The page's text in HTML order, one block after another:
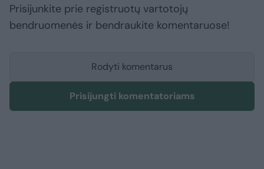
Prisijunkite prie registruotų vartotojų
bendruomenės ir bendraukite komentaruose!
Rodyti komentarus
Prisijungti komentatoriams